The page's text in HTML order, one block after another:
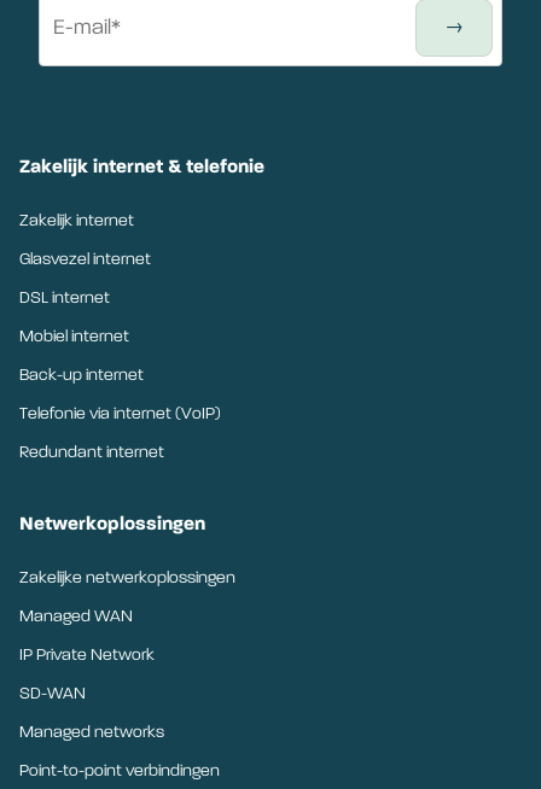
Zakelijk internet & telefonie
Zakelijk internet
Glasvezel internet
DSL internet
Mobiel internet
Back-up internet
Telefonie via internet (VoIP)
Redundant internet
Netwerkoplossingen
Zakelijke netwerkoplossingen
Managed WAN
IP Private Network
SD-WAN
Managed networks
Point-to-point verbindingen